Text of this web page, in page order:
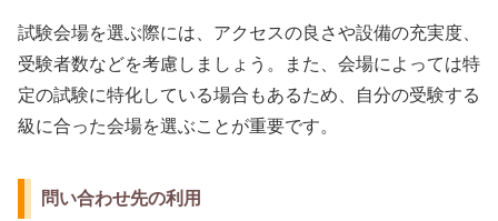
試験会場を選ぶ際には、アクセスの良さや設備の充実度、
受験者数などを考慮しましょう。また、会場によっては特
定の試験に特化している場合もあるため、自分の受験する
級に合った会場を選ぶことが重要です。
問い合わせ先の利用